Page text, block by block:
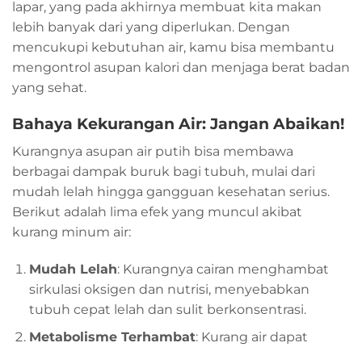
lapar, yang pada akhirnya membuat kita makan
lebih banyak dari yang diperlukan. Dengan
mencukupi kebutuhan air, kamu bisa membantu
mengontrol asupan kalori dan menjaga berat badan
yang sehat.
Bahaya Kekurangan Air: Jangan Abaikan!
Kurangnya asupan air putih bisa membawa
berbagai dampak buruk bagi tubuh, mulai dari
mudah lelah hingga gangguan kesehatan serius.
Berikut adalah lima efek yang muncul akibat
kurang minum air:
Mudah Lelah: Kurangnya cairan menghambat
sirkulasi oksigen dan nutrisi, menyebabkan
tubuh cepat lelah dan sulit berkonsentrasi.
Metabolisme Terhambat: Kurang air dapat